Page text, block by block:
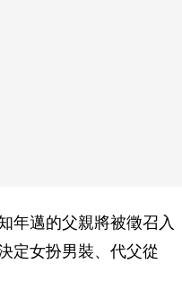
年邁的父親將被徵召入
定女扮男裝、代父從